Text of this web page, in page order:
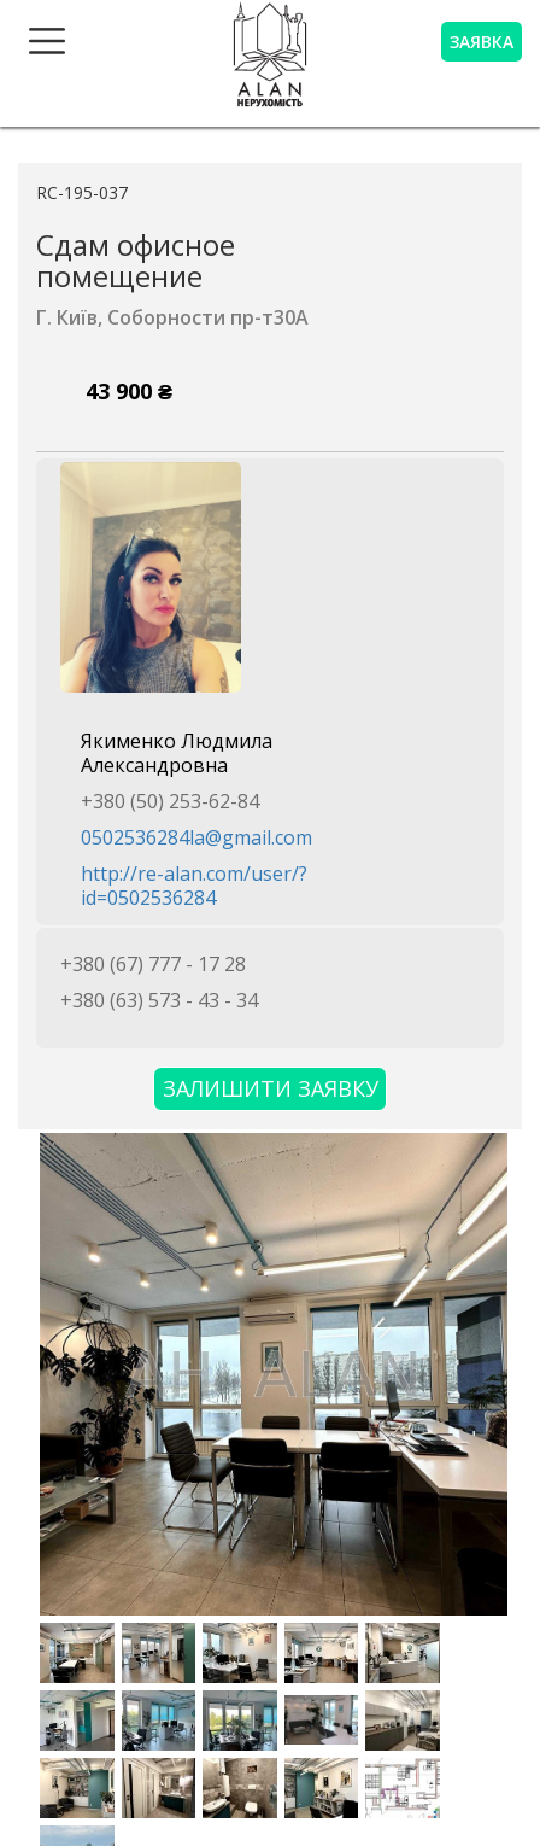
ЗАЯВКА
RC-195-037
Сдам офисное
помещение
Г. Київ, Соборности пр-т30А
43 900 ₴
Якименко Людмила
Александровна
+380 (50) 253-62-84
0502536284la@gmail.com
http://re-alan.com/user/?
id=0502536284
+380 (67) 777 - 17 28
+380 (63) 573 - 43 - 34
ЗАЛИШИТИ ЗАЯВКУ